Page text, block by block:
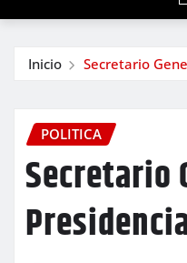
Inicio Secretario
POLITICA
Secretario